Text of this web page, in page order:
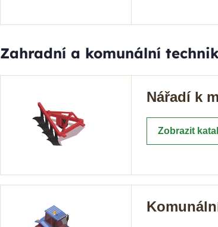
Zahradní a komunální
Nářadí k
Zobrazit